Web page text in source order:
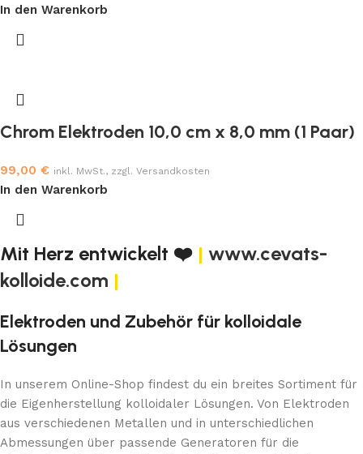
In den Warenkorb
Chrom Elektroden 10,0 cm x 8,0 mm (1 Paar)
99,00 € inkl. MwSt., zzgl. Versandkosten
In den Warenkorb
Mit Herz entwickelt ❤️ | www.cevats-
kolloide.com |
Elektroden und Zubehör für kolloidale
Lösungen
In unserem Online-Shop findest du ein breites Sortiment für
die Eigenherstellung kolloidaler Lösungen. Von Elektroden
aus verschiedenen Metallen und in unterschiedlichen
Abmessungen über passende Generatoren für die